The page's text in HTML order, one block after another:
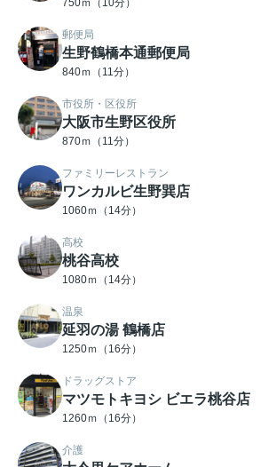
750ｍ（10分）
郵便局
生野鶴橋本通郵便局
840ｍ（11分）
市役所・区役所
大阪市生野区役所
870ｍ（11分）
ファミリーレストラン
ワンカルビ生野巽店
1060ｍ（14分）
高校
桃谷高校
1080ｍ（14分）
温泉
延羽の湯 鶴橋店
1250ｍ（16分）
ドラッグストア
マツモトキヨシ ビエラ桃谷店
1260ｍ（16分）
介護